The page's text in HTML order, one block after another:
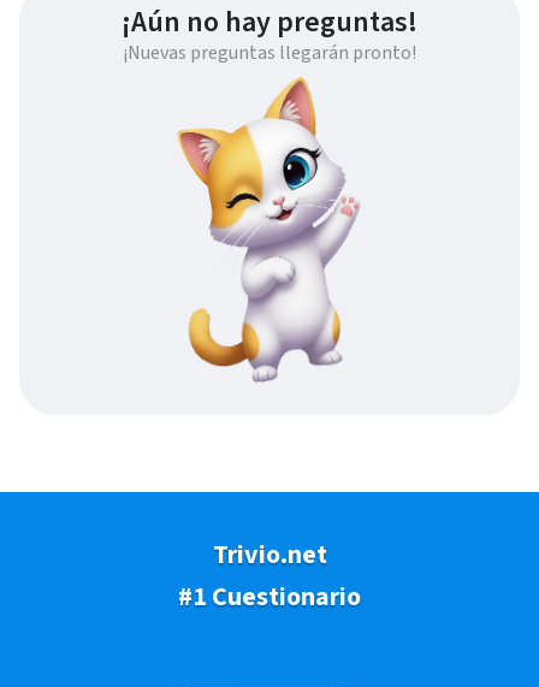
¡Aún no hay preguntas!
¡Nuevas preguntas llegarán pronto!
Trivio.net
#1 Cuestionario